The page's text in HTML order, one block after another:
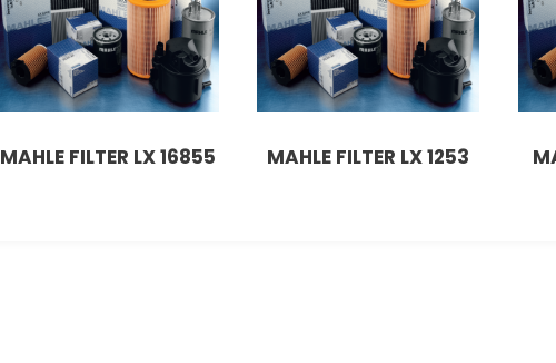
MAHLE FILTER LX 1253
MAHLE FILTER LX 16855